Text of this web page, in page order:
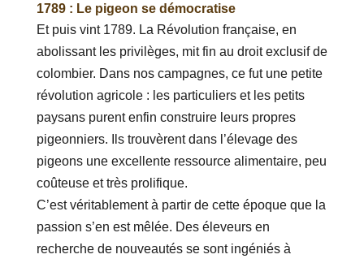
1789 : Le pigeon se démocratise
Et puis vint 1789. La Révolution française, en
abolissant les privilèges, mit fin au droit exclusif de
colombier. Dans nos campagnes, ce fut une petite
révolution agricole : les particuliers et les petits
paysans purent enfin construire leurs propres
pigeonniers. Ils trouvèrent dans l’élevage des
pigeons une excellente ressource alimentaire, peu
coûteuse et très prolifique.
C’est véritablement à partir de cette époque que la
passion s’en est mêlée. Des éleveurs en
recherche de nouveautés se sont ingéniés à